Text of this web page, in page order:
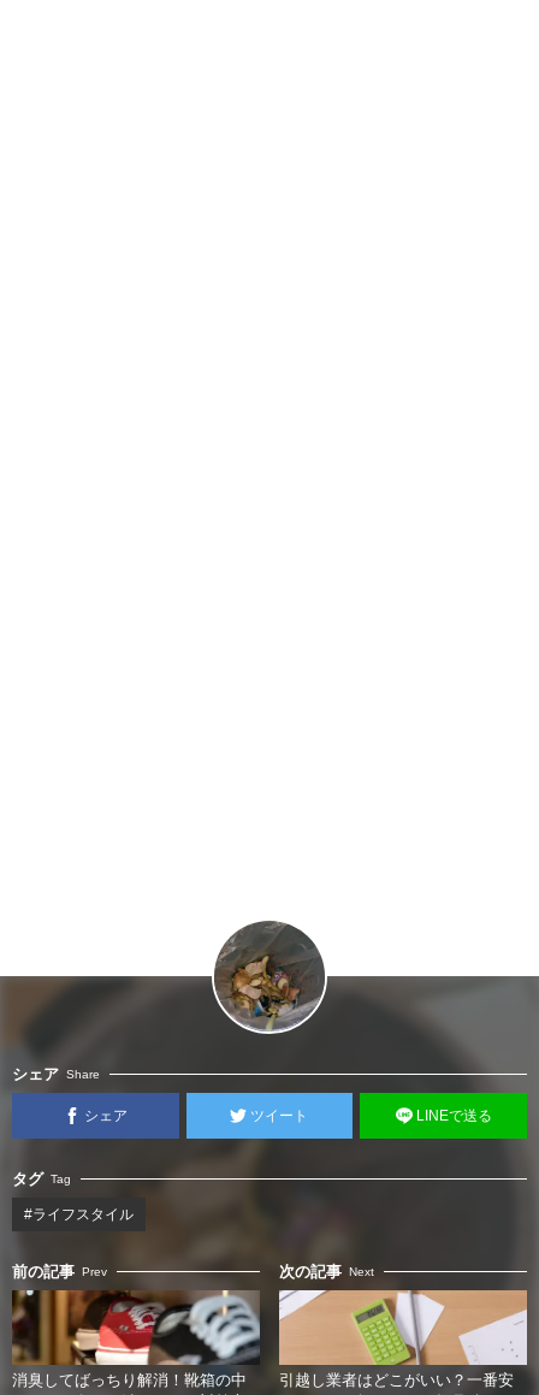
シェア Share
シェア ツイート LINEで送る
タグ Tag
#ライフスタイル
前の記事 Prev
消臭してばっちり解消！靴箱の中
次の記事 Next
引越し業者はどこがいい？一番安